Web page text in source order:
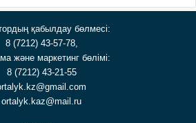
қабылдау бөлмесі:
8 (7212) 43-57-78,
және маркетинг бөлімі:
8 (7212) 43-21-55
ortalyk.kaz@mail.ru